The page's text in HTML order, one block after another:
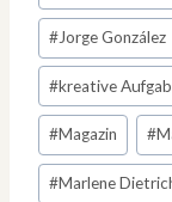
#Jorge González
#kreative
#Magazin #
#Marlene